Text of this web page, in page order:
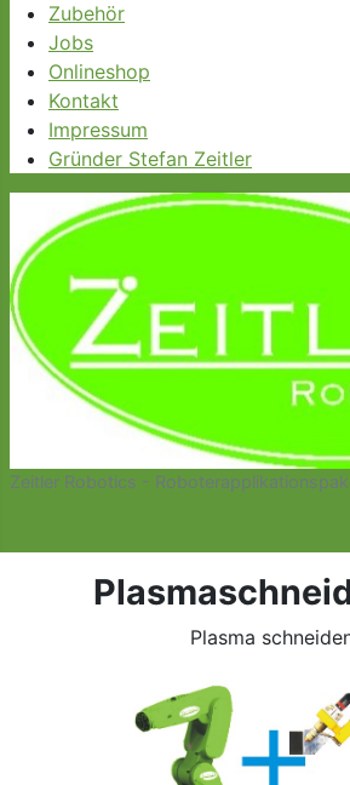
Zubehör
Jobs
Onlineshop
Kontakt
Impressum
Gründer Stefan Zeitler
Zeitler Robotics -
Plasma